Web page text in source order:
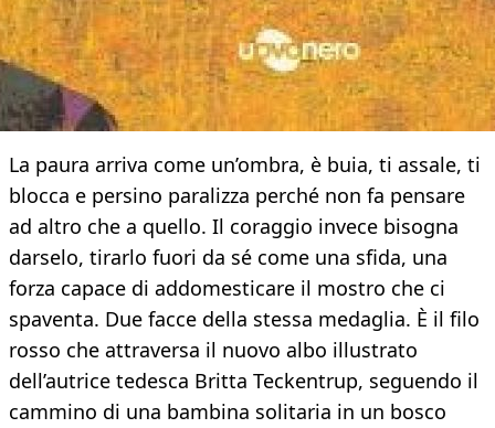
La paura arriva come un’ombra, è buia, ti assale, ti
blocca e persino paralizza perché non fa pensare
ad altro che a quello. Il coraggio invece bisogna
darselo, tirarlo fuori da sé come una sfida, una
forza capace di addomesticare il mostro che ci
spaventa. Due facce della stessa medaglia. È il filo
rosso che attraversa il nuovo albo illustrato
dell’autrice tedesca Britta Teckentrup, seguendo il
cammino di una bambina solitaria in un bosco